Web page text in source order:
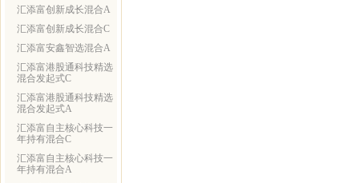
汇添富创新成长混合A
汇添富创新成长混合C
汇添富安鑫智选混合A
汇添富港股通科技精选
混合发起式C
汇添富港股通科技精选
混合发起式A
汇添富自主核心科技一
年持有混合C
汇添富自主核心科技一
年持有混合A